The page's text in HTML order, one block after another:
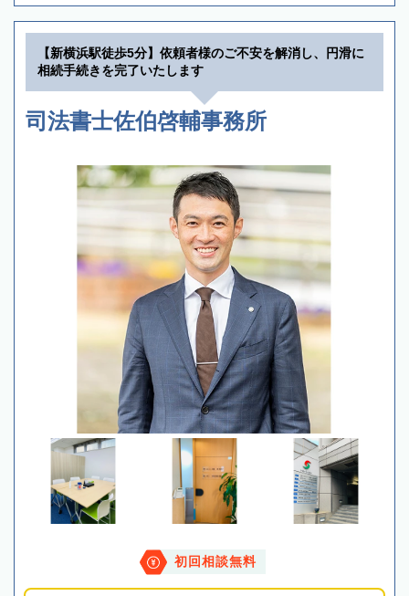
【新横浜駅徒歩5分】依頼者様のご不安を解消し、円滑に
相続手続きを完了いたします
司法書士佐伯啓輔事務所
初回相談無料